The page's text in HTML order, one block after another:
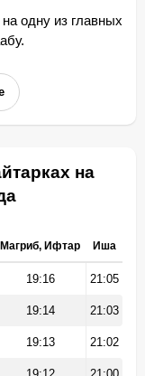
одну из главных
на
Магриб, Ифтар Иша
19:16 21:05
19:14 21:03
19:13 21:02